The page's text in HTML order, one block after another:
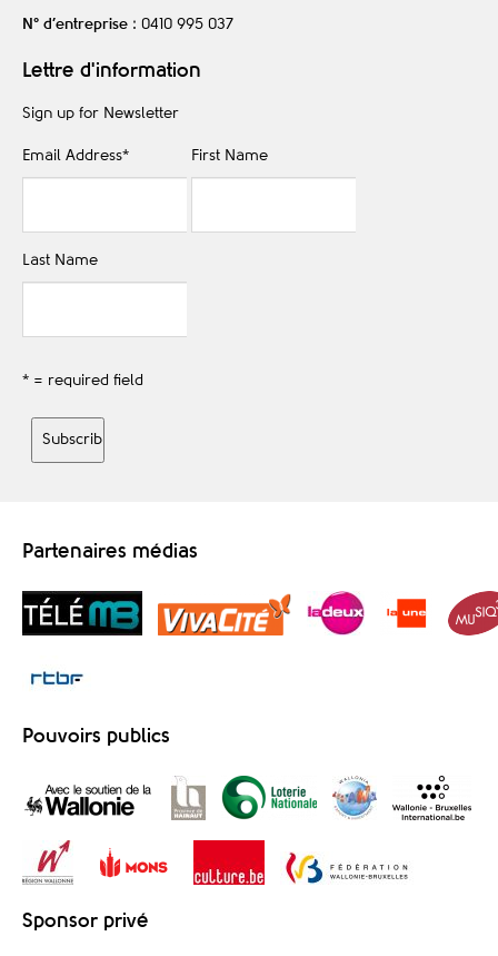
N° d’entreprise : 0410 995 037
Lettre d'information
Sign up for Newsletter
Email Address* First Name
Last Name
* = required field
Partenaires médias
Pouvoirs publics
Sponsor privé